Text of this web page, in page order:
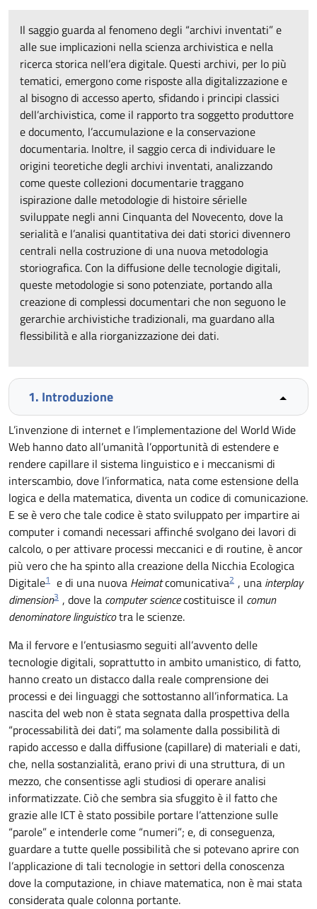
Il saggio guarda al fenomeno degli “archivi inventati” e
alle sue implicazioni nella scienza archivistica e nella
ricerca storica nell’era digitale. Questi archivi, per lo più
tematici, emergono come risposte alla digitalizzazione e
al bisogno di accesso aperto, sfidando i principi classici
dell’archivistica, come il rapporto tra soggetto produttore
e documento, l’accumulazione e la conservazione
documentaria. Inoltre, il saggio cerca di individuare le
origini teoretiche degli archivi inventati, analizzando
come queste collezioni documentarie traggano
ispirazione dalle metodologie di histoire sérielle
sviluppate negli anni Cinquanta del Novecento, dove la
serialità e l’analisi quantitativa dei dati storici divennero
centrali nella costruzione di una nuova metodologia
storiografica. Con la diffusione delle tecnologie digitali,
queste metodologie si sono potenziate, portando alla
creazione di complessi documentari che non seguono le
gerarchie archivistiche tradizionali, ma guardano alla
flessibilità e alla riorganizzazione dei dati.
1. Introduzione
L’invenzione di internet e l’implementazione del World Wide
Web hanno dato all’umanità l’opportunità di estendere e
rendere capillare il sistema linguistico e i meccanismi di
interscambio, dove l’informatica, nata come estensione della
logica e della matematica, diventa un codice di comunicazione.
E se è vero che tale codice è stato sviluppato per impartire ai
computer i comandi necessari affinché svolgano dei lavori di
calcolo, o per attivare processi meccanici e di routine, è ancor
più vero che ha spinto alla creazione della Nicchia Ecologica
Digitale1 e di una nuova Heimatcomunicativa2 , una interplay
dimension3 , dove la computer sciencecostituisce il comun
denominatore linguisticotra le scienze.
Ma il fervore e l’entusiasmo seguiti all’avvento delle
tecnologie digitali, soprattutto in ambito umanistico, di fatto,
hanno creato un distacco dalla reale comprensione dei
processi e dei linguaggi che sottostanno all’informatica. La
nascita del web non è stata segnata dalla prospettiva della
“processabilità dei dati”, ma solamente dalla possibilità di
rapido accesso e dalla diffusione (capillare) di materiali e dati,
che, nella sostanzialità, erano privi di una struttura, di un
mezzo, che consentisse agli studiosi di operare analisi
informatizzate. Ciò che sembra sia sfuggito è il fatto che
grazie alle ICT è stato possibile portare l’attenzione sulle
“parole” e intenderle come “numeri”; e, di conseguenza,
guardare a tutte quelle possibilità che si potevano aprire con
l’applicazione di tali tecnologie in settori della conoscenza
dove la computazione, in chiave matematica, non è mai stata
considerata quale colonna portante.